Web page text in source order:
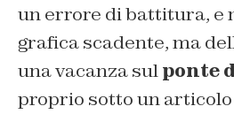
un errore di battitura, e
grafica scadente, ma
una vacanza sulponte
proprio sotto un